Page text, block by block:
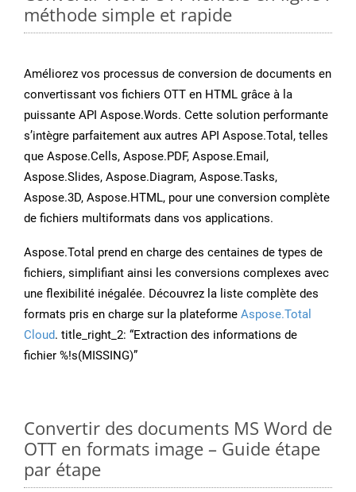
méthode simple et rapide
Améliorez vos processus de conversion de documents en
convertissant vos fichiers OTT en HTML grâce à la
puissante API Aspose.Words. Cette solution performante
s’intègre parfaitement aux autres API Aspose.Total, telles
que Aspose.Cells, Aspose.PDF, Aspose.Email,
Aspose.Slides, Aspose.Diagram, Aspose.Tasks,
Aspose.3D, Aspose.HTML, pour une conversion complète
de fichiers multiformats dans vos applications.
Aspose.Total prend en charge des centaines de types de
fichiers, simplifiant ainsi les conversions complexes avec
une flexibilité inégalée. Découvrez la liste complète des
formats pris en charge sur la plateforme Aspose.Total
Cloud. title_right_2: “Extraction des informations de
fichier %!s(MISSING)”
Convertir des documents MS Word de
OTT en formats image – Guide étape
par étape